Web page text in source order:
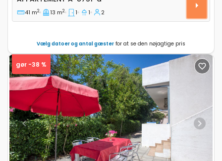
41 m2 13 m2 1 1 2
Vælg datoer og antal gæster for at se den nøjagtige pris
Previous Next
gør -38 %